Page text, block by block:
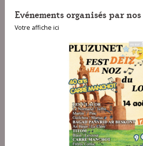
Evénements organisés par
Votre affiche ici